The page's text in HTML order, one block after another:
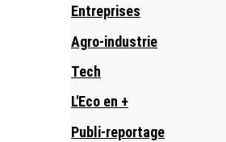
Entreprises
Agro-industrie
Tech
L'Eco en +
Publi-reportage